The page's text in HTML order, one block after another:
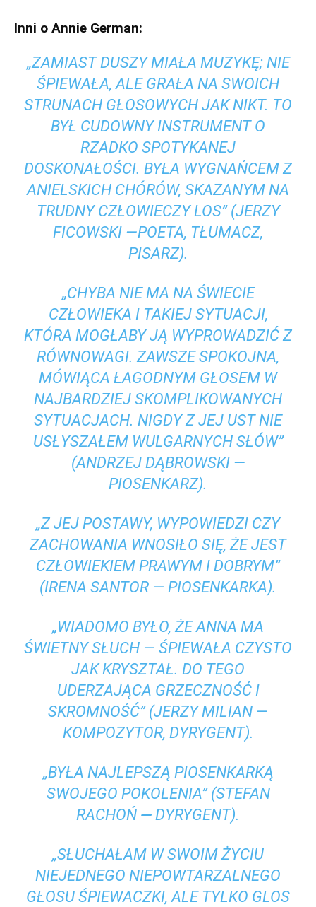
Inni o Annie German:
„ZAMIAST DUSZY MIAŁA MUZYKĘ; NIE
ŚPIEWAŁA, ALE GRAŁA NA SWOICH
STRUNACH GŁOSOWYCH JAK NIKT. TO
BYŁ CUDOWNY INSTRUMENT O
RZADKO SPOTYKANEJ
DOSKONAŁOŚCI. BYŁA WYGNAŃCEM Z
ANIELSKICH CHÓRÓW, SKAZANYM NA
TRUDNY CZŁOWIECZY LOS” (JERZY
FICOWSKI —POETA, TŁUMACZ,
PISARZ).
„CHYBA NIE MA NA ŚWIECIE
CZŁOWIEKA I TAKIEJ SYTUACJI,
KTÓRA MOGŁABY JĄ WYPROWADZIĆ Z
RÓWNOWAGI. ZAWSZE SPOKOJNA,
MÓWIĄCA ŁAGODNYM GŁOSEM W
NAJBARDZIEJ SKOMPLIKOWANYCH
SYTUACJACH. NIGDY Z JEJ UST NIE
USŁYSZAŁEM WULGARNYCH SŁÓW”
(ANDRZEJ DĄBROWSKI —
PIOSENKARZ).
„Z JEJ POSTAWY, WYPOWIEDZI CZY
ZACHOWANIA WNOSIŁO SIĘ, ŻE JEST
CZŁOWIEKIEM PRAWYM I DOBRYM”
(IRENA SANTOR — PIOSENKARKA).
„WIADOMO BYŁO, ŻE ANNA MA
ŚWIETNY SŁUCH — ŚPIEWAŁA CZYSTO
JAK KRYSZTAŁ. DO TEGO
UDERZAJĄCA GRZECZNOŚĆ I
SKROMNOŚĆ” (JERZY MILIAN —
KOMPOZYTOR, DYRYGENT).
„BYŁA NAJLEPSZĄ PIOSENKARKĄ
SWOJEGO POKOLENIA” (STEFAN
RACHOŃ — DYRYGENT).
„SŁUCHAŁAM W SWOIM ŻYCIU
NIEJEDNEGO NIEPOWTARZALNEGO
GŁOSU ŚPIEWACZKI, ALE TYLKO GLOS